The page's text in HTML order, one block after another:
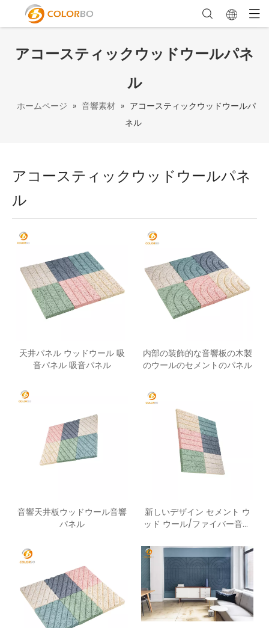
アコースティックウッドウールパネ
ル
ホームページ » 音響素材 » アコースティックウッドウールパ
ネル
アコースティックウッドウールパネ
ル
天井パネル ウッドウール 吸
音パネル 吸音パネル
内部の装飾的な音響板の木製
のウールのセメントのパネル
音響天井板ウッドウール音響
パネル
新しいデザイン セメント ウ
ッド ウール/ファイバー音響